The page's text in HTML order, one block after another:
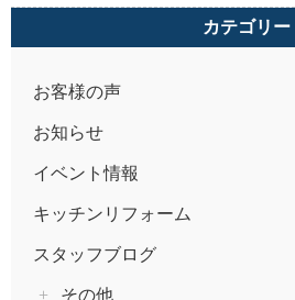
カテゴリー
お客様の声
お知らせ
イベント情報
キッチンリフォーム
スタッフブログ
その他